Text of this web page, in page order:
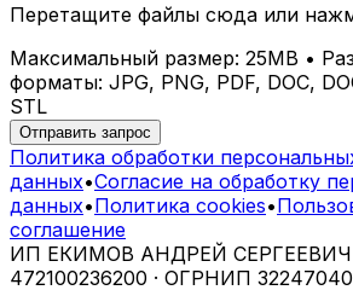
проектирования и
Долговечные материалы.
сохраняют свой вид и
протяжении многих лет.
Эстетика и комфорт.
шезлонги гармонично
любое пространство.
Как заказать
в Ижевске?
Перетащите файлы сюда или
Максимальный размер: 25MB •
форматы: JPG, PNG, PDF, DOC,
STL
Отправить запрос
Политика обработки
данных•Согласие на обработку
данных•Политика cookies•
соглашение
ИП ЕКИМОВ АНДРЕЙ СЕРГЕЕВИЧ
472100236200 · ОГРНИП